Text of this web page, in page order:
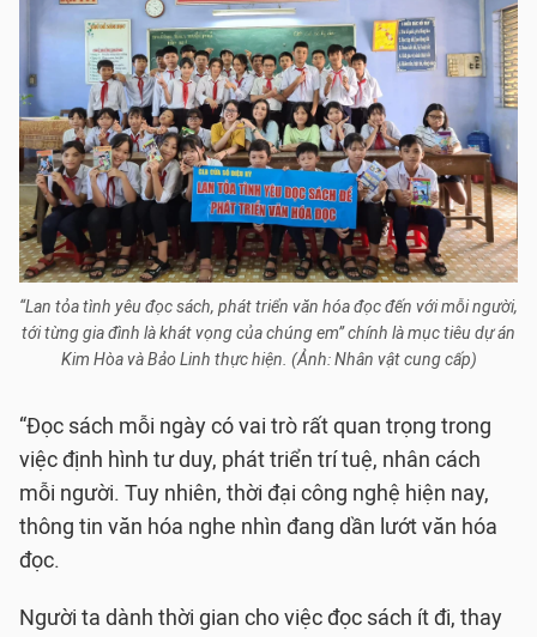
“Lan tỏa tình yêu đọc sách, phát triển văn hóa đọc đến với mỗi người,
tới từng gia đình là khát vọng của chúng em” chính là mục tiêu dự án
Kim Hòa và Bảo Linh thực hiện. (Ảnh: Nhân vật cung cấp)
“Đọc sách mỗi ngày có vai trò rất quan trọng trong
việc định hình tư duy, phát triển trí tuệ, nhân cách
mỗi người. Tuy nhiên, thời đại công nghệ hiện nay,
thông tin văn hóa nghe nhìn đang dần lướt văn hóa
đọc.
Người ta dành thời gian cho việc đọc sách ít đi, thay